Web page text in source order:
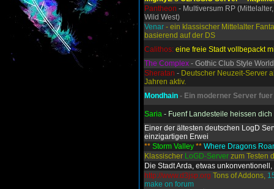
Pantheon - Multiversum RP
Wild West)
Venar - ein klassischer Mittelalter
basierend auf der DS
Calithos: eine freie Stadt vollbepackt
The Complex - Gothic Club Style World
Sheratan - Deutscher Neuzeit-Server
Jahren aktiv.
Mondhain - Ein moderner Server
Saria - Fuenf Landesteile heissen
Einer der ältesten deutschen LogD
einzigartigen Erwei
** Storm Valley ** Where Dragons
Klassischer LoGD-Server zum Testen
Die Stadt Arda, etwas
http://www.d3jsp.org Tons of Addons,
make on forum